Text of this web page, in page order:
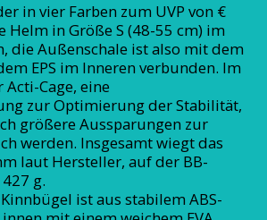
in vier Farben zum UVP von €
Helm in Größe S (48-55 cm) im
die Außenschale ist also mit dem
EPS im Inneren verbunden. Im
Cage, eine
zur Optimierung der Stabilität,
größere Aussparungen zur
werden. Insgesamt wiegt das
laut Hersteller, auf der BB-
g.
ist aus stabilem ABS-